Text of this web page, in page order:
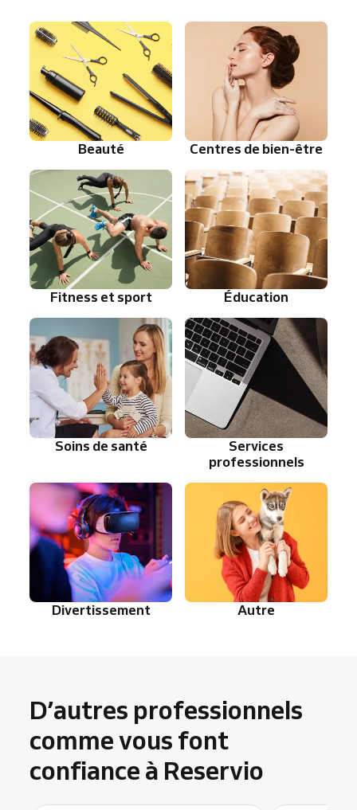
Beauté Centres de bien-être
Fitness et sport Éducation
Soins de santé
Services
professionnels
Divertissement Autre
D’autres professionnels
comme vous font
confiance à Reservio